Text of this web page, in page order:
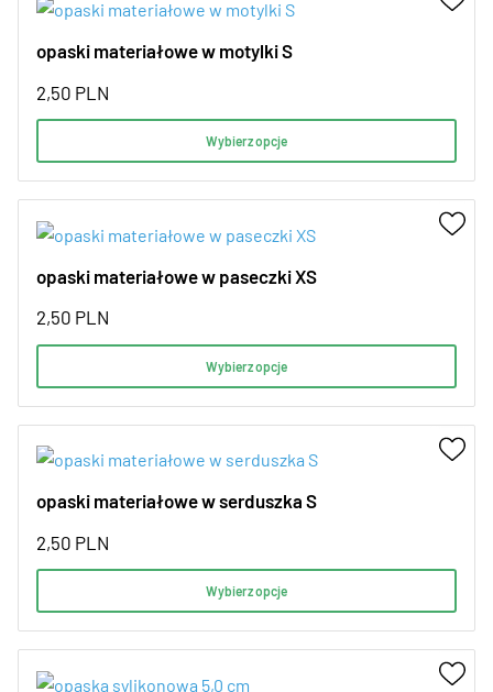
opaski materiałowe w motylki S
2,50 PLN
Wybierz opcje
opaski materiałowe w paseczki XS
2,50 PLN
Wybierz opcje
opaski materiałowe w serduszka S
2,50 PLN
Wybierz opcje